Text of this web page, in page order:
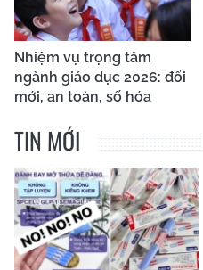
Nhiệm vụ trọng tâm
ngành giáo dục 2026: đổi
mới, an toàn, số hóa
TIN MỚI